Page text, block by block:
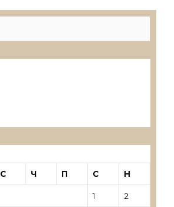
С Ч П С Н
1 2